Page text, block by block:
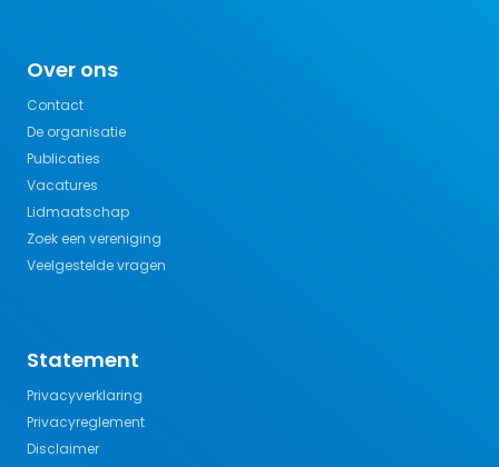
Over ons
Contact
De organisatie
Publicaties
Vacatures
Lidmaatschap
Zoek een vereniging
Veelgestelde vragen
Statement
Privacyverklaring
Privacyreglement
Disclaimer